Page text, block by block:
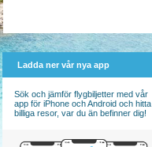
Ladda ner vår nya app
Sök och jämför flygbiljetter med vår
app för iPhone och Android och hitta
billiga resor, var du än befinner dig!